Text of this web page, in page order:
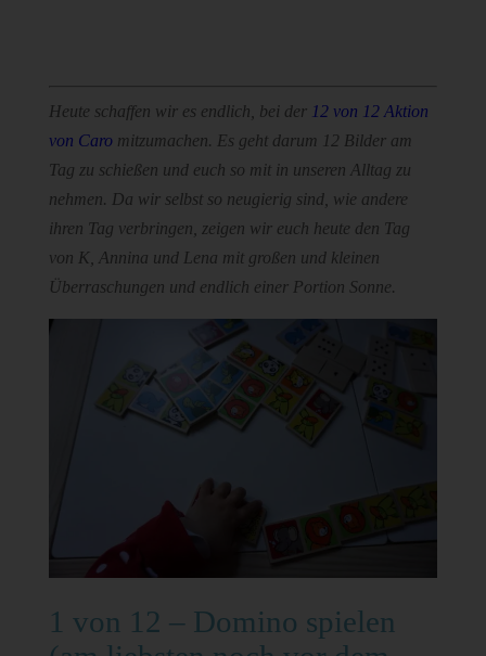
Heute schaffen wir es endlich, bei der 12 von 12 Aktion
von Caro mitzumachen. Es geht darum 12 Bilder am
Tag zu schießen und euch so mit in unseren Alltag zu
nehmen. Da wir selbst so neugierig sind, wie andere
ihren Tag verbringen, zeigen wir euch heute den Tag
von K, Annina und Lena mit großen und kleinen
Überraschungen und endlich einer Portion Sonne.
1 von 12 – Domino spielen